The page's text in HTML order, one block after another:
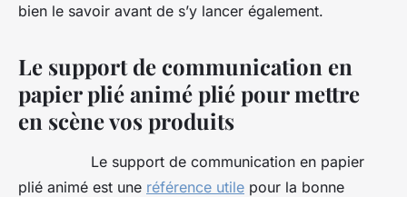
bien le savoir avant de s’y lancer également.
Le support de communication en
papier plié animé plié pour mettre
en scène vos produits
Le support de communication en papier
plié animé est une référence utile pour la bonne